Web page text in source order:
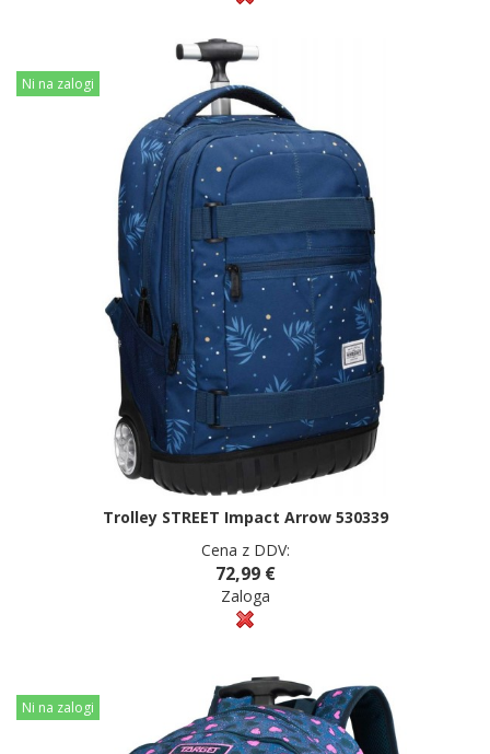
Ni na zalogi
Trolley STREET Impact Arrow 530339
Cena z DDV:
72,99 €
Zaloga
Ni na zalogi